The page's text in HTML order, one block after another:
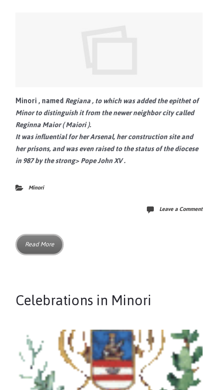
Minori, namedRegiana, to which was added the epithet of
Minorto distinguish it from the newer neighbor city called
Reginna Maior(Maiori).
It was influential for her Arsenal, her construction site and
her prisons, and was even raised to the status of the diocese
in 987 by the strong> Pope John XV.
Minori
Leave a Comment
Read More
Celebrations in Minori